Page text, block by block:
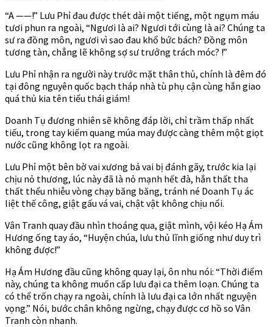
“A ——!” Lưu Phỉ đau được thét dài một tiếng, một ngụm máu
tươi phun ra ngoài, “Ngươi là ai? Ngươi tới cùng là ai? Chúng ta
sư ra đồng môn, ngươi vì sao đau khổ bức bách? Đồng môn
tương tàn, chẳng lẽ không sợ sư trưởng trách móc? !”
Lưu Phỉ nhận ra người này trước mặt thân thủ, chính là đêm đó
tại đông nguyên quốc bạch tháp nhà tù phụ cận cùng hắn giao
quá thủ kia tên tiểu thái giám!
Doanh Tụ đương nhiên sẽ không đáp lời, chỉ trầm thấp nhất
tiếu, trong tay kiếm quang múa may được càng thêm một giọt
nước cũng không lọt ra ngoài.
Lưu Phỉ một bên bờ vai xương bả vai bị đánh gãy, trước kia lại
chịu nỏ thương, lúc này đã là nỏ mạnh hết đà, hắn thất tha
thất thểu nhiễu vòng chạy băng băng, tránh né Doanh Tụ ác
liệt thế công, giật gấu vá vai, chật vật không chịu nổi.
Vân Tranh quay đầu nhìn thoáng qua, giật mình, vội kéo Hạ Ám
Hương ống tay áo, “Huyện chúa, lưu thủ lĩnh giống như duy trì
không được!”
Hạ Ám Hương đầu cũng không quay lại, ôn nhu nói: “Thời điểm
này, chúng ta không muốn cấp lưu đại ca thêm loạn. Chúng ta
có thể trốn chạy ra ngoài, chính là lưu đại ca lớn nhất nguyện
vọng.” Nói, bước chân không ngừng, chạy được cơ hồ so Vân
Tranh còn nhanh.